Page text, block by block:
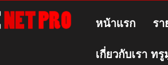
หน้าแรก รา
เกี่ยวกับเรา ท